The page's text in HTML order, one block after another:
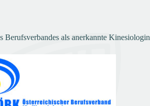
Berufsverbandes als anerkannte Kinesiologin